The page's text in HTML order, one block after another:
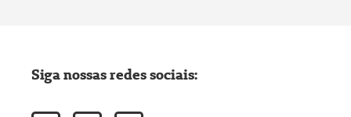
Siga nossas redes sociais: